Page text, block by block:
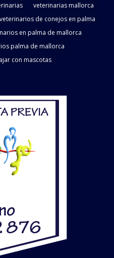
veterinarias mallorca
veterinarios de conejos en palma
en palma de mallorca
palma de mallorca
con mascotas